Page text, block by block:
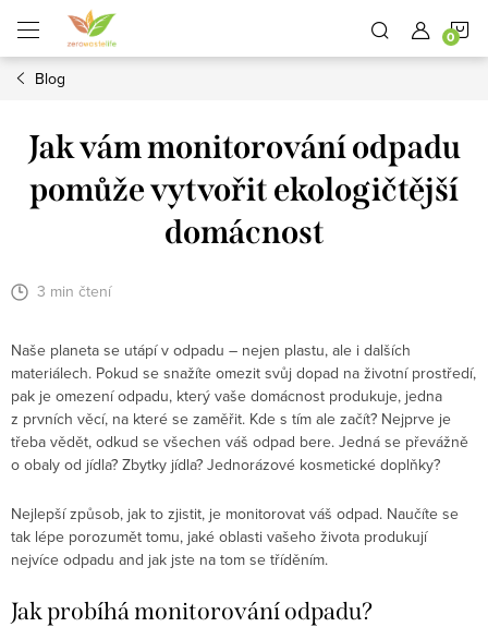
obsah
Blog
Jak vám monitorování odpadu
pomůže vytvořit ekologičtější
domácnost
3 min čtení
Naše planeta se utápí v odpadu – nejen plastu, ale i dalších
materiálech. Pokud se snažíte omezit svůj dopad na životní prostředí,
pak je omezení odpadu, který vaše domácnost produkuje, jedna
z prvních věcí, na které se zaměřit. Kde s tím ale začít? Nejprve je
třeba vědět, odkud se všechen váš odpad bere. Jedná se převážně
o obaly od jídla? Zbytky jídla? Jednorázové kosmetické doplňky?
Nejlepší způsob, jak to zjistit, je monitorovat váš odpad. Naučíte se
tak lépe porozumět tomu, jaké oblasti vašeho života produkují
nejvíce odpadu and jak jste na tom se tříděním.
Jak probíhá monitorování odpadu?